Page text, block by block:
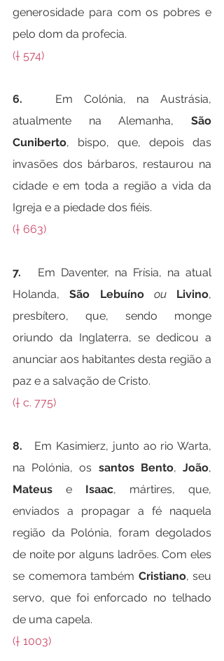
generosidade para com os pobres e
pelo dom da profecia.
(† 574)
6. Em Colónia, na Austrásia,
atualmente na Alemanha, São
Cuniberto, bispo, que, depois das
invasões dos bárbaros, restaurou na
cidade e em toda a região a vida da
Igreja e a piedade dos fiéis.
(† 663)
7. Em Daventer, na Frísia, na atual
Holanda, São Lebuíno ou Livino,
presbítero, que, sendo monge
oriundo da Inglaterra, se dedicou a
anunciar aos habitantes desta região a
paz e a salvação de Cristo.
(† c. 775)
8. Em Kasimierz, junto ao rio Warta,
na Polónia, os santos Bento, João
Mateus e Isaac, mártires, que,
enviados a propagar a fé naquela
região da Polónia, foram degolados
de noite por alguns ladrões. Com eles
se comemora também Cristiano, seu
servo, que foi enforcado no telhado
de uma capela.
(† 1003)